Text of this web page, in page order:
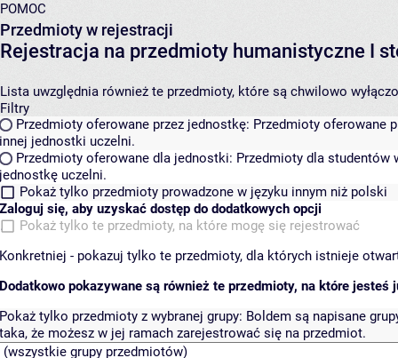
POMOC
Przedmioty w rejestracji
Rejestracja na przedmioty humanistyczne I
Lista uwzględnia również te przedmioty, które są chwilowo
Filtry
Przedmioty oferowane przez jednostkę: Przedmioty oferowane
innej jednostki uczelni.
Przedmioty oferowane dla jednostki: Przedmioty dla studentów
jednostkę uczelni.
Pokaż tylko przedmioty prowadzone w języku innym niż polski
Zaloguj się, aby uzyskać dostęp do dodatkowych opcji
Pokaż tylko te przedmioty, na które mogę się rejestrować
Konkretniej - pokazuj tylko te przedmioty, dla których istnieje
Dodatkowo pokazywane są również te przedmioty, na które jesteś
Pokaż tylko przedmioty z wybranej grupy: Boldem są napisane
taka, że możesz w jej ramach zarejestrować się na przedmiot.